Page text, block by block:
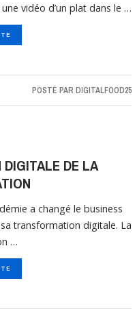
vidéo d’un plat dans le …
POSTÉ PAR DIGITALFOOD25
DE LA
a changé le business
transformation digitale. La
…